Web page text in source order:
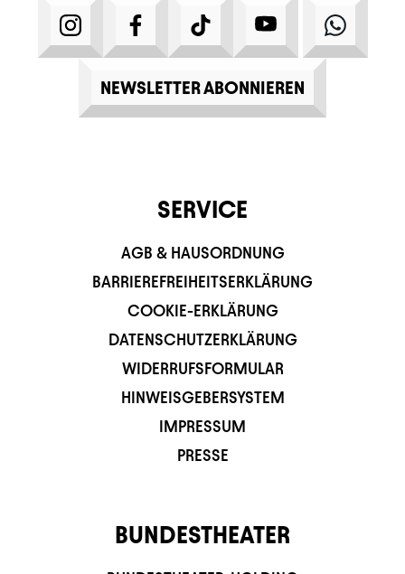
INSTAGRAMFACEBOOKTIKTOK YOUTUBE
NEWSLETTER ABONNIEREN
SERVICE
AGB & HAUSORDNUNG
BARRIEREFREIHEITSERKLÄRUNG
COOKIE-ERKLÄRUNG
DATENSCHUTZERKLÄRUNG
WIDERRUFSFORMULAR
HINWEISGEBERSYSTEM
IMPRESSUM
PRESSE
BUNDESTHEATER